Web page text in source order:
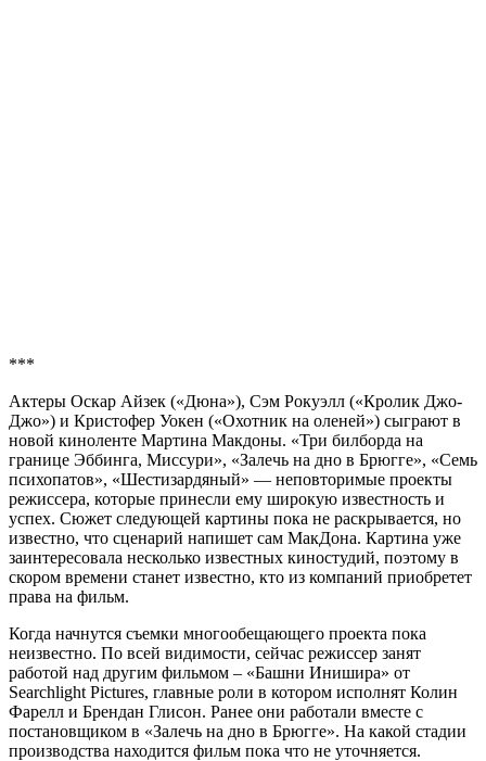
***
Актеры Оскар Айзек («Дюна»), Сэм Рокуэлл («Кролик Джо-
Джо») и Кристофер Уокен («Охотник на оленей») сыграют в
новой киноленте Мартина Макдоны. «Три билборда на
границе Эббинга, Миссури», «Залечь на дно в Брюгге», «Семь
психопатов», «Шестизардяный» — неповторимые проекты
режиссера, которые принесли ему широкую известность и
успех. Сюжет следующей картины пока не раскрывается, но
известно, что сценарий напишет сам МакДона. Картина уже
заинтересовала несколько известных киностудий, поэтому в
скором времени станет известно, кто из компаний приобретет
права на фильм.
Когда начнутся съемки многообещающего проекта пока
неизвестно. По всей видимости, сейчас режиссер занят
работой над другим фильмом – «Башни Инишира» от
Searchlight Pictures, главные роли в котором исполнят Колин
Фарелл и Брендан Глисон. Ранее они работали вместе с
постановщиком в «Залечь на дно в Брюгге». На какой стадии
производства находится фильм пока что не уточняется.